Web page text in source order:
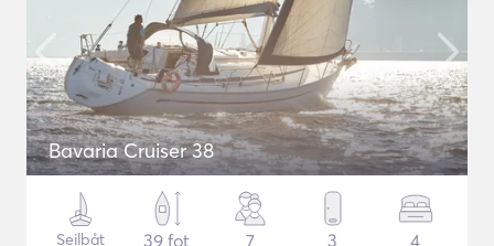
Bavaria Cruiser 38
Seilbåt
39 fot
7 3 4